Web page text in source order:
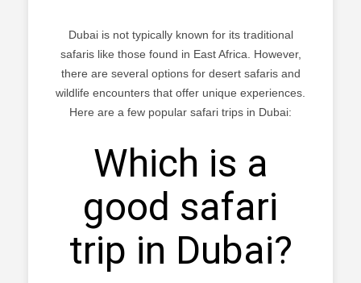
Dubai is not typically known for its traditional
safaris like those found in East Africa. However,
there are several options for desert safaris and
wildlife encounters that offer unique experiences.
Here are a few popular safari trips in Dubai:
Which is a
good safari
trip in Dubai?